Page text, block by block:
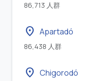
86,713 人群
location_on Apartadó
86,438 人群
location_on Chigorodó